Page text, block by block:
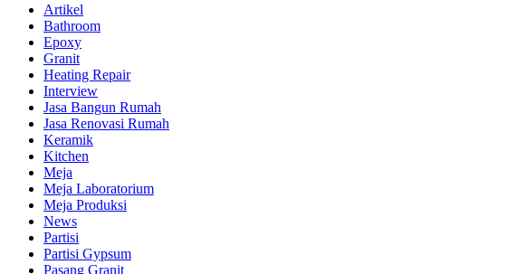
Artikel
Bathroom
Epoxy
Granit
Heating Repair
Interview
Jasa Bangun Rumah
Jasa Renovasi Rumah
Keramik
Kitchen
Meja
Meja Laboratorium
Meja Produksi
News
Partisi
Partisi Gypsum
Pasang Granit